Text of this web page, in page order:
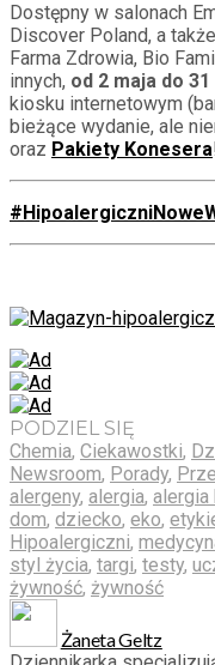
Dostępny w salonach
Discover Poland, a
Farma Zdrowia, Bio
innych, od 2 maja do
kiosku internetowym
bieżące wydanie, ale
oraz Pakiety Konesera
PODZIEL SIĘ
Chemia, Ciekawostki,
Newsroom, Porady,
alergeny, alergia, alergia
dom, dziecko, eko,
Hipoalergiczni,
styl życia, targi, testy,
żywność, żywność
Żaneta Geltz